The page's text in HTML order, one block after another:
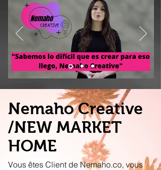
Nemaho Creative
/NEW MARKET
HOME
Vous êtes Client de Nemaho.co, vous